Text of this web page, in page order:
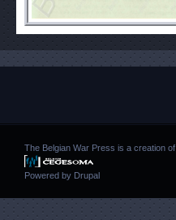
The Belgian War Press is a creation of
Powered by Drupal